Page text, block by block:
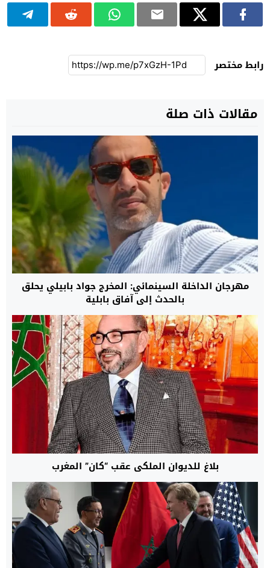
رابط مختصر
مقالات ذات صلة
مهرجان الداخلة السينمائي: المخرج جواد بابيلي يحلق
بالحدث إلى آفاق بابلية
بلاغ للديوان الملكي عقب “كان” المغرب